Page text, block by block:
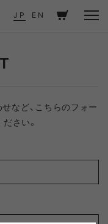
JP EN
など、こちらのフォー
さい。